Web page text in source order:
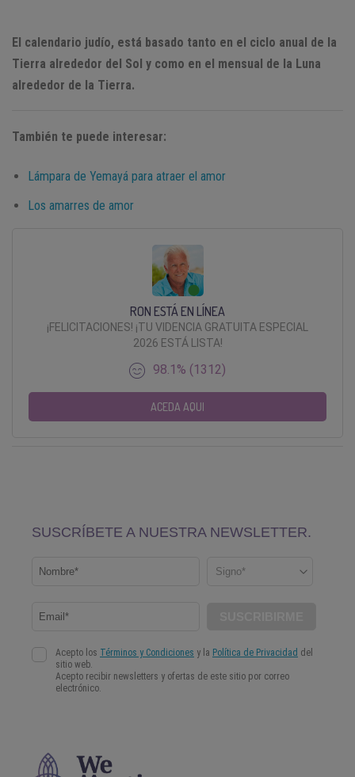
El calendario judío, está basado tanto en el ciclo anual de la
Tierra alrededor del Sol y como en el mensual de la Luna
alrededor de la Tierra.
También te puede interesar:
Lámpara de Yemayá para atraer el amor
Los amarres de amor
RON ESTÁ EN LÍNEA
¡FELICITACIONES! ¡TU VIDENCIA GRATUITA ESPECIAL
2026 ESTÁ LISTA!
98.1% (1312)
ACEDA AQUI